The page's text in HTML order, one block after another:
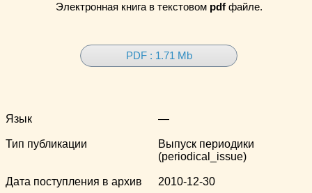
Электронная книга в текстовом pdfфайле.
PDF : 1.71 Mb
Язык —
Тип публикации
Выпуск периодики
(periodical_issue)
Дата поступления в архив 2010-12-30